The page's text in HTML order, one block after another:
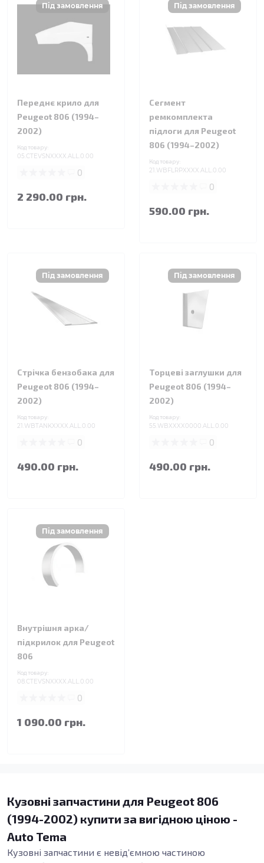
Переднє крило для
Peugeot 806 (1994–
2002)
Код товару:
05.CTEVSNXXXX.ALL.0.00
0
2 290.00 грн.
Сегмент
ремкомплекта
підлоги для Peugeot
806 (1994–2002)
Код товару:
21.WBFLRPXXXX.ALL.0.00
0
590.00 грн.
Стрічка бензобака для
Peugeot 806 (1994–
2002)
Код товару:
21.WBTANKXXXX.ALL.0.00
0
490.00 грн.
Торцеві заглушки для
Peugeot 806 (1994–
2002)
Код товару:
55.WBXXXX0000.ALL.0.00
0
490.00 грн.
Внутрішня арка/
підкрилок для Peugeot
806
Код товару:
08.CTEVSNXXXX.ALL.0.00
0
1 090.00 грн.
Кузовні запчастини для Peugeot 806
(1994-2002) купити за вигідною ціною -
Auto Tema
Кузовні запчастини є невід’ємною частиною